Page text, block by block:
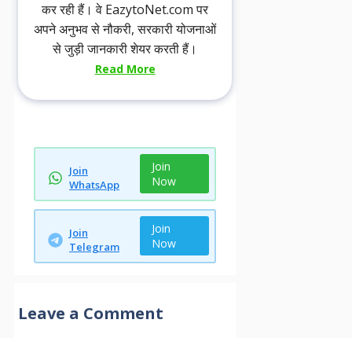
कर रही हैं। वे EazytoNet.com पर
अपने अनुभव से नौकरी, सरकारी योजनाओं
से जुड़ी जानकारी शेयर करती हैं।
Read More
Join
WhatsApp
Join
Now
Join
Telegram
Join
Now
Leave a Comment